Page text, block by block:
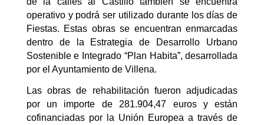
operativo y podrá ser utilizado durante los días de
Fiestas. Estas obras se encuentran enmarcadas
dentro de la Estrategia de Desarrollo Urbano
Sostenible e Integrado “Plan Habita”, desarrollada
por el Ayuntamiento de Villena.
Las obras de rehabilitación fueron adjudicadas
por un importe de 281.904,47 euros y están
cofinanciadas por la Unión Europea a través de